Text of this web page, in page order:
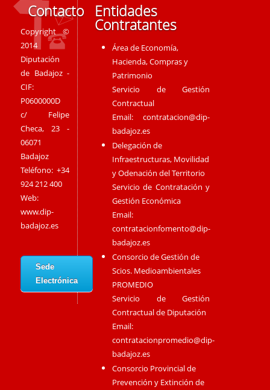
Contacto
Copyright ©
2014
Diputación
de Badajoz -
CIF:
P0600000D
c/ Felipe
Checa, 23 -
06071
Badajoz
Teléfono: +34
924 212 400
Web:
www.dip-
badajoz.es
Sede
Electrónica
Entidades
Contratantes
Área de Economía,
Hacienda, Compras y
Patrimonio
Servicio de Gestión
Contractual
Email:contratacion@dip-
badajoz.es
Delegación de
Infraestructuras, Movilidad
y Odenación del Territorio
Servicio de Contratación y
Gestión Económica
Email:
contratacionfomento@dip-
badajoz.es
Consorcio de Gestión de
Scios. Medioambientales
PROMEDIO
Servicio de Gestión
Contractual de Diputación
Email:
contratacionpromedio@dip-
badajoz.es
Consorcio Provincial de
Prevención y Extinción de